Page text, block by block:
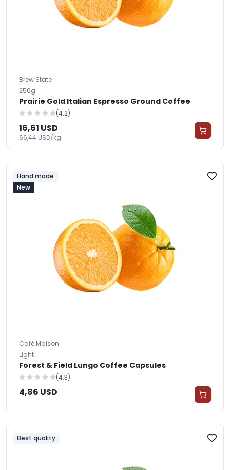
Brew State
250g
Prairie Gold Italian Espresso Ground Coffee
(4.2)
16,61 USD
66,44 USD/kg
Hand made
New
Café Maison
Light
Forest & Field Lungo Coffee Capsules
(4.3)
4,86 USD
Best quality